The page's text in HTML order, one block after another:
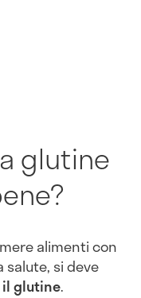
glutine
alimenti con
si deve
il glutine.